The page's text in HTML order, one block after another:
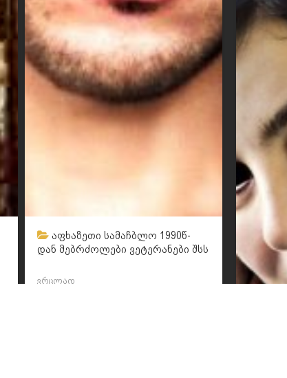
აფხაზეთი სამაჩბლო 1990წ-
დან მებრძოლები ვეტერანები შსს
ვრცლად